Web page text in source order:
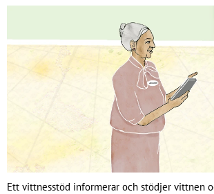
Ett vittnesstöd informerar och stödjer vittnen